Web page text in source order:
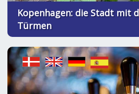
Kopenhagen: die Stadt mit
Türmen